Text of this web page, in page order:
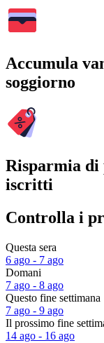
Accumula
soggiorno
Risparmia di
iscritti
Controlla i
Questa sera
6 ago - 7 ago
Domani
7 ago - 8 ago
Questo fine settimana
7 ago - 9 ago
Il prossimo fine
14 ago - 16 ago